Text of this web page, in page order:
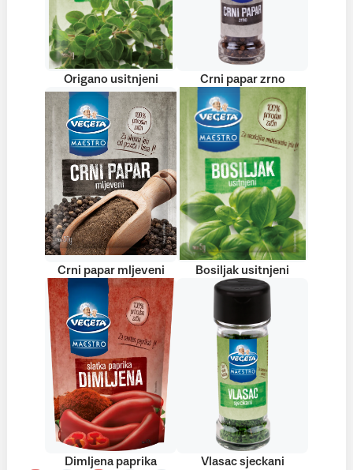
Origano usitnjeni Crni papar zrno
Crni papar mljeveni Bosiljak usitnjeni
Dimljena paprika Vlasac sjeckani